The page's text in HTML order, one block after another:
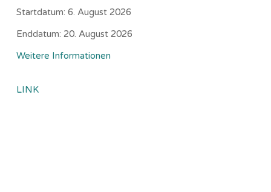
Startdatum: 6. August 2026
Enddatum: 20. August 2026
Weitere Informationen
LINK